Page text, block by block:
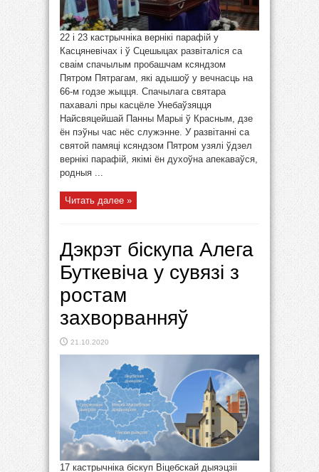
22 і 23 кастрычніка вернікі парафій у
Касцяневічах і ў Сцешыцах развіталіся са
сваім спачылым пробашчам ксяндзом
Пятром Пятрагам, які адышоў у вечнасць на
66-м годзе жыцця. Спачылага святара
пахавалі пры касцёле Унебаўзяцця
Найсвяцейшай Панны Марыі ў Красным, дзе
ён пэўны час нёс служэнне. У развітанні са
святой памяці ксяндзом Пятром узялі ўдзел
вернікі парафій, якімі ён духоўна апекаваўся,
родныя ...
Читать далее »
Дэкрэт біскупа Алега
Буткевіча у сувязі з
ростам
захворванняў
21.10.2020
17 кастрычніка біскуп Віцебскай дыяэцзіі